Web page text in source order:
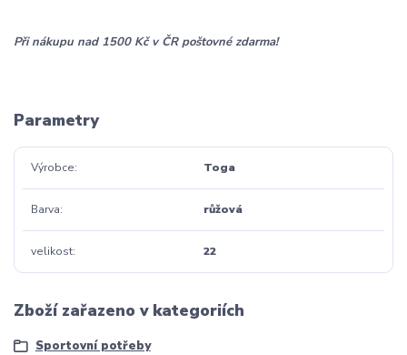
Při nákupu nad 1500 Kč v ČR poštovné zdarma!
Parametry
Výrobce Toga
Barva růžová
velikost 22
Zboží zařazeno v kategoriích
Sportovní potřeby